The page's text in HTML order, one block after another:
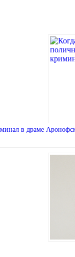
в драме